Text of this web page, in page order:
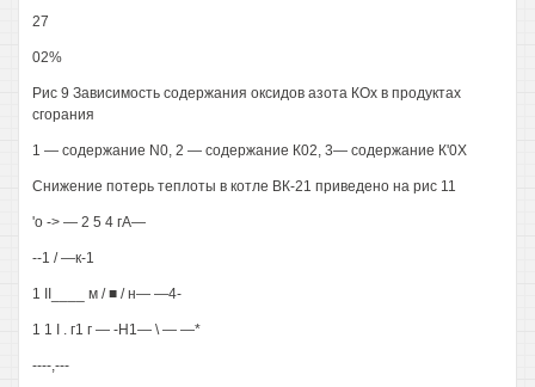
27
02%
Рис 9 Зависимость содержания оксидов азота КОх в продуктах
сгорания
1 — содержание N0, 2 — содержание К02, 3— содержание К'0Х
Снижение потерь теплоты в котле ВК-21 приведено на рис 11
'о -> — 2 5 4 гА—
--1 / —к-1
1 II____ м / ■ / н— —4-
1 1 I . г1 г — -Н1— \ — —*
----,---